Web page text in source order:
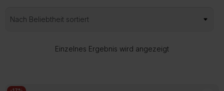
Einzelnes Ergebnis wird angezeigt